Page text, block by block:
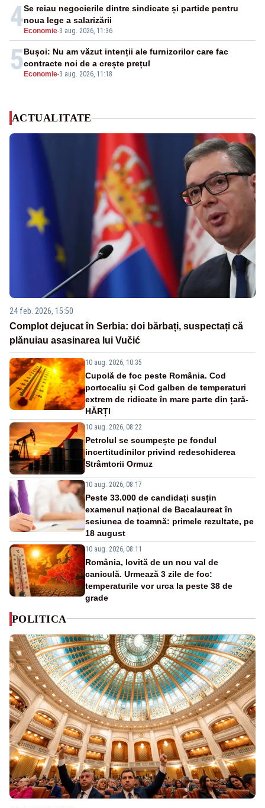
4 Economie-3 aug. 2026, 11:36
Se reiau negocierile dintre sindicate și partide pentru
noua lege a salarizării
5 Economie-3 aug. 2026, 11:18
Bușoi: Nu am văzut intenții ale furnizorilor care fac
contracte noi de a crește prețul
ACTUALITATE
24 feb. 2026, 15:50
Complot dejucat în Serbia: doi bărbați, suspectați că
plănuiau asasinarea lui Vučić
10 aug. 2026, 10:35
Cupolă de foc peste România. Cod
portocaliu și Cod galben de temperaturi
extrem de ridicate în mare parte din țară-
HĂRȚI
10 aug. 2026, 08:22
Petrolul se scumpește pe fondul
incertitudinilor privind redeschiderea
Strâmtorii Ormuz
10 aug. 2026, 08:17
Peste 33.000 de candidați susțin
examenul național de Bacalaureat în
sesiunea de toamnă: primele rezultate, pe
18 august
10 aug. 2026, 08:11
România, lovită de un nou val de
caniculă. Urmează 3 zile de foc:
temperaturile vor urca la peste 38 de
grade
POLITICA